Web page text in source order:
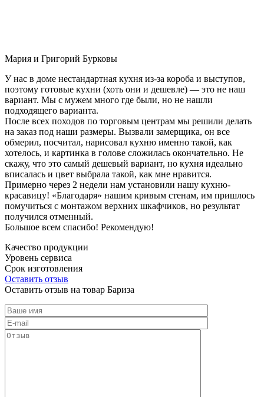
Мария и Григорий Бурковы
У нас в доме нестандартная кухня из-за короба и выступов,
поэтому готовые кухни (хоть они и дешевле) — это не наш
вариант. Мы с мужем много где были, но не нашли
подходящего варианта.
После всех походов по торговым центрам мы решили делать
на заказ под наши размеры. Вызвали замерщика, он все
обмерил, посчитал, нарисовал кухню именно такой, как
хотелось, и картинка в голове сложилась окончательно. Не
скажу, что это самый дешевый вариант, но кухня идеально
вписалась и цвет выбрала такой, как мне нравится.
Примерно через 2 недели нам установили нашу кухню-
красавицу! «Благодаря» нашим кривым стенам, им пришлось
помучиться с монтажом верхних шкафчиков, но результат
получился отменный.
Большое всем спасибо! Рекомендую!
Качество продукции
Уровень сервиса
Срок изготовления
Оставить отзыв
Оставить отзыв на товар Бариза